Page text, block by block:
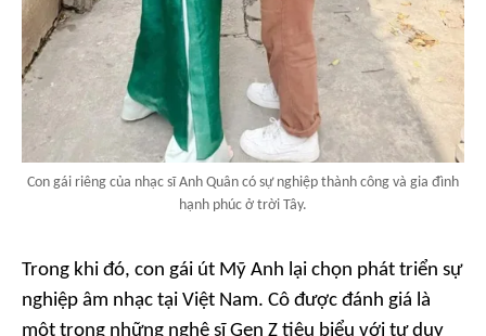
Con gái riêng của nhạc sĩ Anh Quân có sự nghiệp thành công và gia đình
hạnh phúc ở trời Tây.
Trong khi đó, con gái út Mỹ Anh lại chọn phát triển sự
nghiệp âm nhạc tại Việt Nam. Cô được đánh giá là
một trong những nghệ sĩ Gen Z tiêu biểu với tư duy